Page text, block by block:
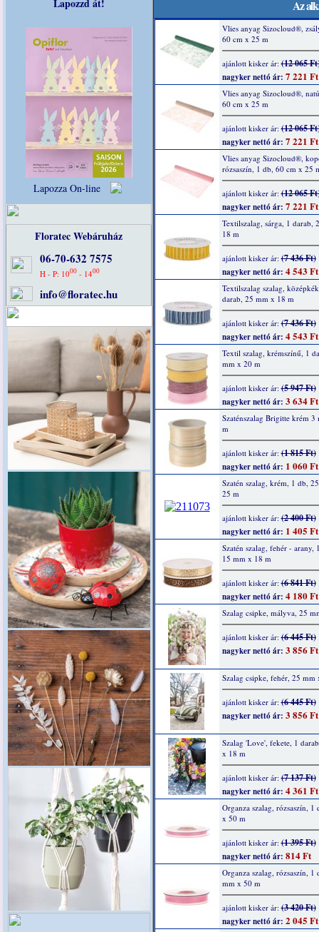
Lapozzd át!
Lapozza On-line
Floratec Webáruház
06-70-632 7575
H - P: 1000 - 1400
info@floratec.hu
Az
Vlies anyag Sizocloud®,
60 cm x 25 m
ajánlott kisker ár:(12 065
nagyker nettó ár: 7 221 Ft
Vlies anyag Sizocloud®,
60 cm x 25 m
ajánlott kisker ár:(12 065
nagyker nettó ár: 7 221 Ft
Vlies anyag Sizocloud®,
rózsaszín, 1 db, 60 cm x 25
ajánlott kisker ár:(12 065
nagyker nettó ár: 7 221 Ft
Textilszalag, sárga, 1 darab,
18 m
ajánlott kisker ár:(7 436 Ft)
nagyker nettó ár: 4 543 Ft
Textilszalag szalag,
darab, 25 mm x 18 m
ajánlott kisker ár:(7 436 Ft)
nagyker nettó ár: 4 543 Ft
Textil szalag, krémszínű, 1
mm x 20 m
ajánlott kisker ár:(5 947 Ft)
nagyker nettó ár: 3 634 Ft
Szaténszalag Brigitte krém 3
m
ajánlott kisker ár:(1 815 Ft)
nagyker nettó ár: 1 060 Ft
Szatén szalag, krém, 1 db,
25 m
ajánlott kisker ár:(2 400 Ft)
nagyker nettó ár: 1 405 Ft
Szatén szalag, fehér - arany,
15 mm x 18 m
ajánlott kisker ár:(6 841 Ft)
nagyker nettó ár: 4 180 Ft
Szalag csipke, mályva, 25
ajánlott kisker ár:(6 445 Ft)
nagyker nettó ár: 3 856 Ft
Szalag csipke, fehér, 25 mm
ajánlott kisker ár:(6 445 Ft)
nagyker nettó ár: 3 856 Ft
Szalag 'Love', fekete, 1
x 18 m
ajánlott kisker ár:(7 137 Ft)
nagyker nettó ár: 4 361 Ft
Organza szalag, rózsaszín, 1
x 50 m
ajánlott kisker ár:(1 395 Ft)
nagyker nettó ár: 814 Ft
Organza szalag, rózsaszín, 1
mm x 50 m
ajánlott kisker ár:(3 420 Ft)
nagyker nettó ár: 2 045 Ft